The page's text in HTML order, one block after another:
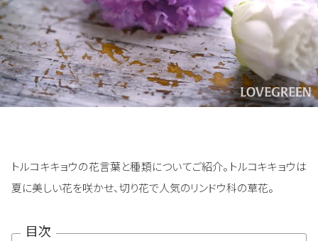
トルコキキョウの花言葉と種類についてご紹介。トルコキキョウは
夏に美しい花を咲かせ、切り花で人気のリンドウ科の草花。
目次